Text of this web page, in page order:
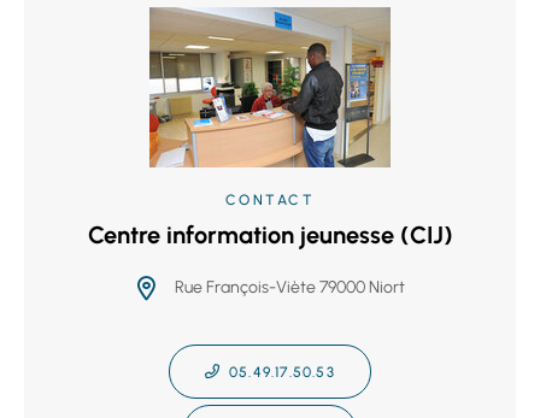
CONTACT
Centre information jeunesse (CIJ)
Rue François-Viète 79000 Niort
05.49.17.50.53